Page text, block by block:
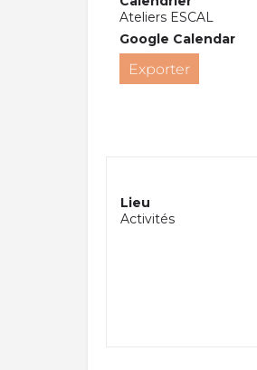
Ateliers ESCAL
Google Calendar
Exporter
Lieu
Activités